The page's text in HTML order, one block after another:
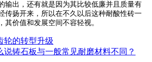
输出，还有就是因为其比较低廉并且质量有
传扬开来，所以在不久以后这种耐酸性砖一
其价值和发展空间不容轻视。
轮的转型升级
说铸石板与一般常见耐磨材料不同？